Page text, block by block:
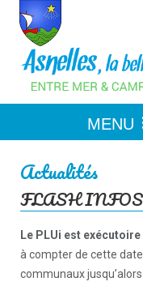
content
Actualités
FLASH INFOS
Le PLUi est
à compter de cette
communaux